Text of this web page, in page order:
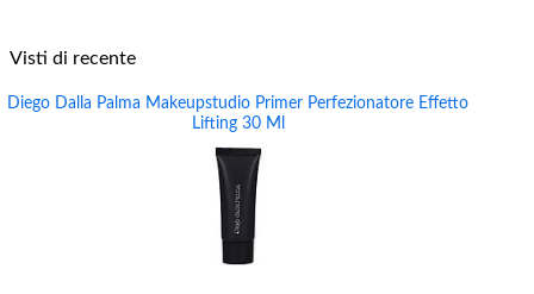
Visti di recente
Diego Dalla Palma Makeupstudio Primer Perfezionatore Effetto
Lifting 30 Ml